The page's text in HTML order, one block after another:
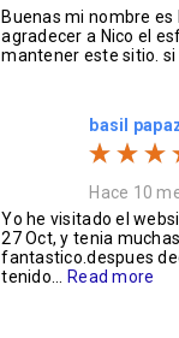
Buenas mi nombre es
agradecer a Nico el
mantener este sitio. si
basil
Hace 10
Yo he visitado el
27 Oct, y tenia
fantastico.despues
tenido... Read more